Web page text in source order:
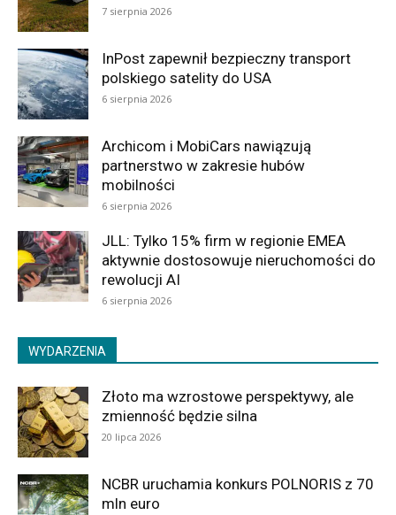
7 sierpnia 2026
InPost zapewnił bezpieczny transport
polskiego satelity do USA
6 sierpnia 2026
Archicom i MobiCars nawiązują
partnerstwo w zakresie hubów
mobilności
6 sierpnia 2026
JLL: Tylko 15% firm w regionie EMEA
aktywnie dostosowuje nieruchomości do
rewolucji AI
6 sierpnia 2026
WYDARZENIA
Złoto ma wzrostowe perspektywy, ale
zmienność będzie silna
20 lipca 2026
NCBR uruchamia konkurs POLNORIS z 70
mln euro